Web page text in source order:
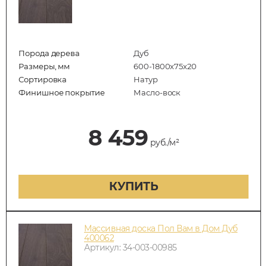
Порода дерева
Дуб
Размеры, мм
600-1800x75x20
Сортировка
Натур
Финишное покрытие
Масло-воск
8 459 руб./м²
КУПИТЬ
Массивная доска Пол Вам в Дом Дуб
400062
Артикул: 34-003-00985